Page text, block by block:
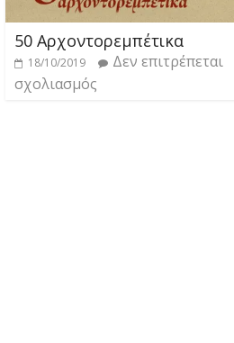
50 Αρχοντορεμπέτικα
18/10/2019
Δεν επιτρέπεται
σχολιασμός